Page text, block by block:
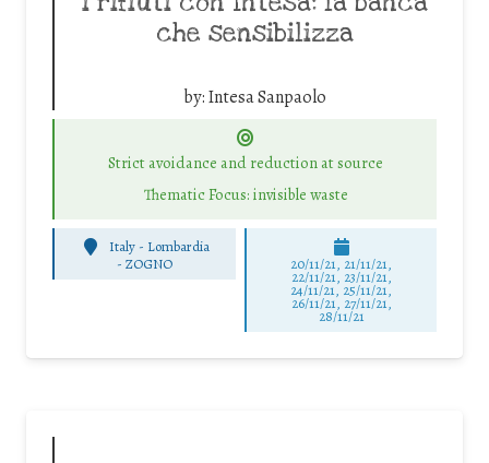
che sensibilizza
by:Intesa Sanpaolo
Strict avoidance and reduction at source
Thematic Focus: invisible waste
Italy - Lombardia
-ZOGNO 20/11/21, 21/11/21,
22/11/21, 23/11/21,
24/11/21, 25/11/21,
26/11/21, 27/11/21,
28/11/21